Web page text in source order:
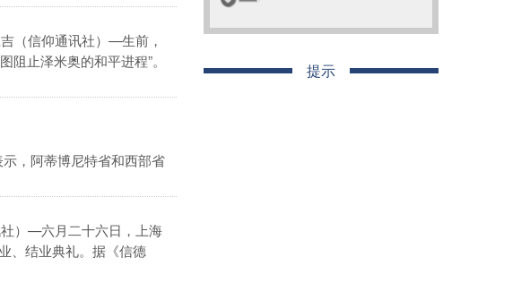
（信仰通讯社）—生前，
止泽米奥的和平进程”。
，阿蒂博尼特省和西部省
）—六月二十六日，上海
、结业典礼。据《信德
提示